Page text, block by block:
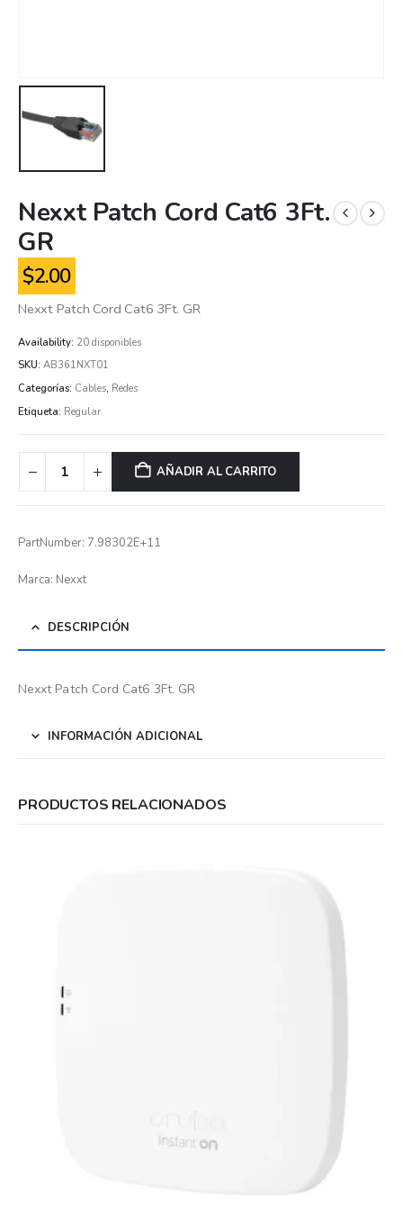
Nexxt Patch Cord Cat6 3Ft.
GR
$2.00
Nexxt Patch Cord Cat6 3Ft. GR
Availability: 20 disponibles
SKU: AB361NXT01
Categorías: Cables, Redes
Etiqueta: Regular
AÑADIR AL CARRITO
PartNumber: 7.98302E+11
Marca: Nexxt
DESCRIPCIÓN
Nexxt Patch Cord Cat6 3Ft. GR
INFORMACIÓN ADICIONAL
PRODUCTOS RELACIONADOS